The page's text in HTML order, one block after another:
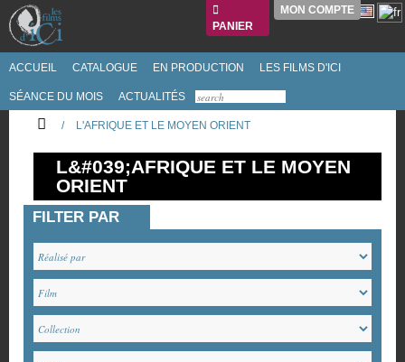
PANIER
MON COMPTE
ACCUEIL CATALOGUE EN PRODUCTION LES FILMS D'ICI
SÉANCE DU MOIS ACTUALITÉS
/ L'AFRIQUE ET LE MOYEN ORIENT
L&#039;AFRIQUE ET LE MOYEN
ORIENT
FILTER PAR